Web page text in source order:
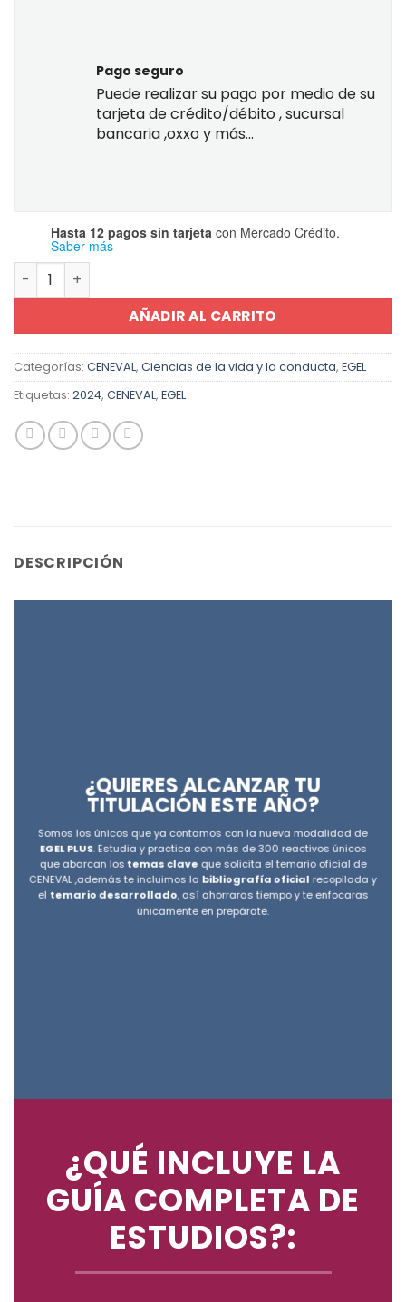
Pago seguro
Puede realizar su pago por medio de su
tarjeta de crédito/débito , sucursal
bancaria ,oxxo y más...
Hasta 12 pagos sin tarjeta con Mercado Crédito.
Saber más
Guía Ceneval Egel Química Clínica 2024 cantidad
AÑADIR AL CARRITO
Categorías: CENEVAL, Ciencias de la vida y la conducta, EGEL
Etiquetas: 2024, CENEVAL, EGEL
DESCRIPCIÓN
¿QUIERES ALCANZAR TU
TITULACIÓN ESTE AÑO?
Somos los únicos que ya contamos con la nueva modalidad de
EGEL PLUS. Estudia y practica con más de 300 reactivos únicos
que abarcan lostemas clave que solicita el temario oficial de
CENEVAL ,además te incluimos la bibliografía oficial recopilada y
el temario desarrollado, así ahorraras tiempo y te enfocaras
únicamente en prepárate.
¿QUÉ INCLUYE LA
GUÍA COMPLETA DE
ESTUDIOS?: